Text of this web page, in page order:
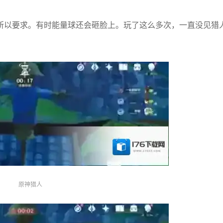
要求。有时能量球还会砸脸上。玩了这么多次，一直没见猎
原神猎人